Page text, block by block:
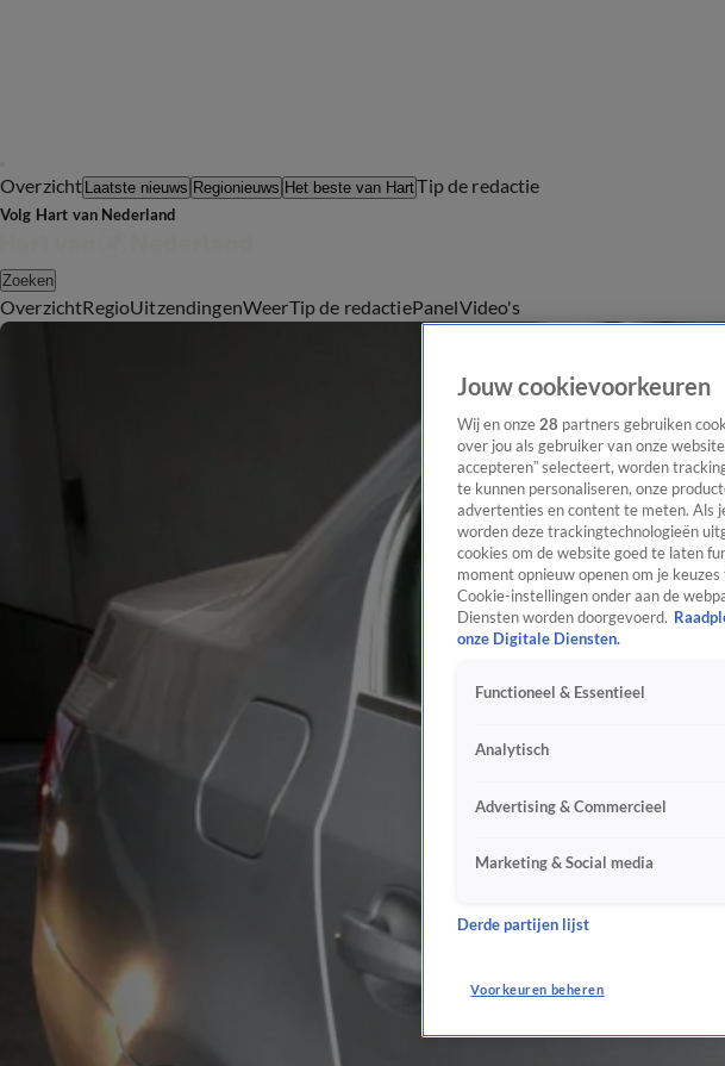
Overzicht Laatste nieuws Regionieuws Het beste van HartTip de redactie
Volg Hart van Nederland
Zoeken
OverzichtRegioUitzendingenWeerTip de redactiePanelVideo's
Jouw cookievoorkeuren
Wij en onze 28 partners gebruiken
over jou als gebruiker van onze
accepteren” selecteert, worden
te kunnen personaliseren, onze
advertenties en content te meten. Als
worden deze trackingtechnologieën
cookies om de website goed te laten
moment opnieuw openen om je
Cookie-instellingen onder aan de
Diensten worden doorgevoerd.
onze Digitale Diensten.
Functioneel & Essentieel
Analytisch
Advertising & Commercieel
Marketing & Social media
Derde partijen lijst
Voorkeuren beheren